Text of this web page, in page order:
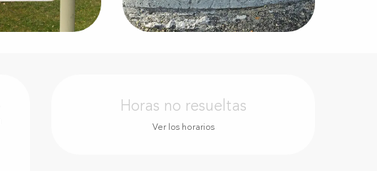
Horarios y datos de
Horas no resueltas
Ver los horarios